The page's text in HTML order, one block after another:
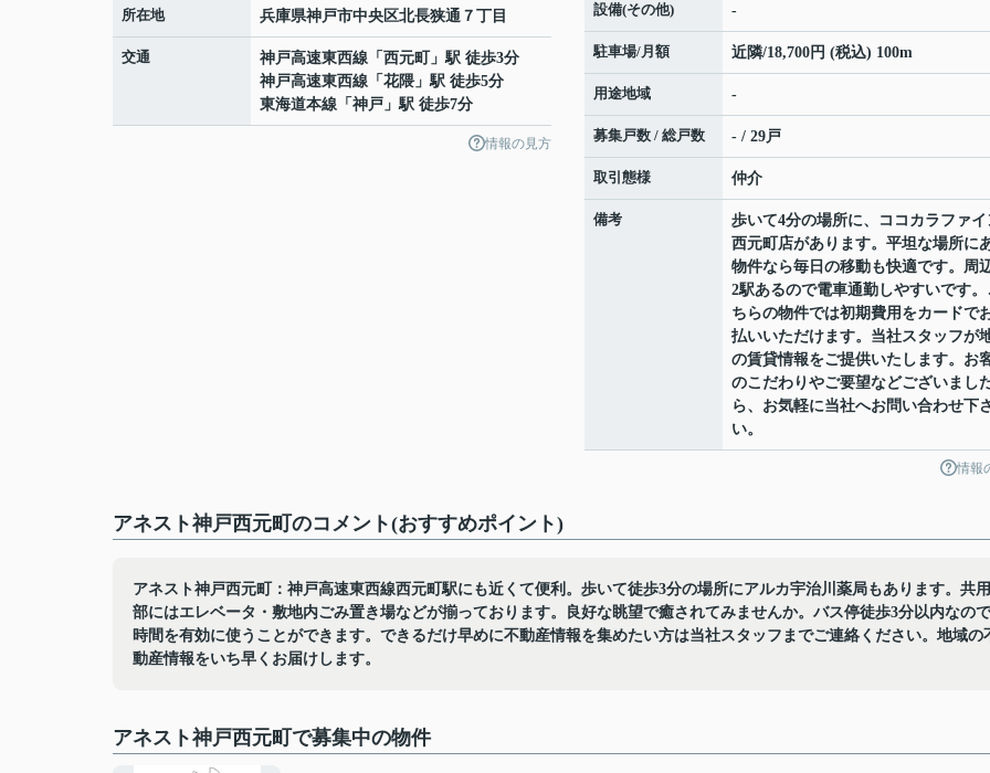
所在地 兵庫県神戸市中央区北長狭通 ７丁目
交通 神戸高速東西線 「 西元町
」駅 徒歩3分
神戸高速東西線 「 花隈 」駅 徒歩5分
東海道本線 「 神戸 」駅 徒歩7分
情報の見方
設備(その他) -
駐車場/月額 近隣/18,700円 (税込) 100m
用途地域 -
募集戸数 / 総戸数 - / 29戸
取引態様 仲介
備考
歩いて4分の場所に、ココカラファイ
西元町店があります。平坦な場所に
物件なら毎日の移動も快適です。周
2駅あるので電車通勤しやすいです。
ちらの物件では初期費用をカードで
払いいただけます。当社スタッフが
の賃貸情報をご提供いたします。お
のこだわりやご要望などございまし
ら、お気軽に当社へお問い合わせ下
い。
情報
アネスト神戸西元町のコメント(おすすめポイント)
アネスト神戸西元町：神戸高速東西線西元町駅にも近くて便利。歩いて徒歩3分の場所にアルカ宇治川薬局もあります。共用
部にはエレベータ・敷地内ごみ置き場などが揃っております。良好な眺望で癒されてみませんか。バス停徒歩3分以内なので
時間を有効に使うことができます。できるだけ早めに不動産情報を集めたい方は当社スタッフまでご連絡ください。地域の
動産情報をいち早くお届けします。
アネスト神戸西元町で募集中の物件